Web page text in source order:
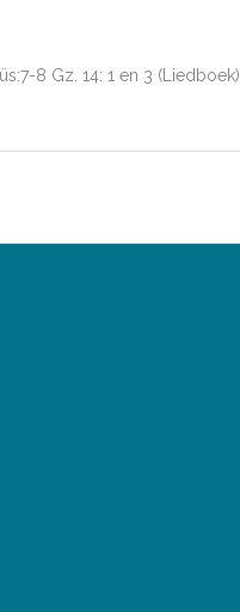
8 Gz. 14: 1 en 3 (Liedboek)